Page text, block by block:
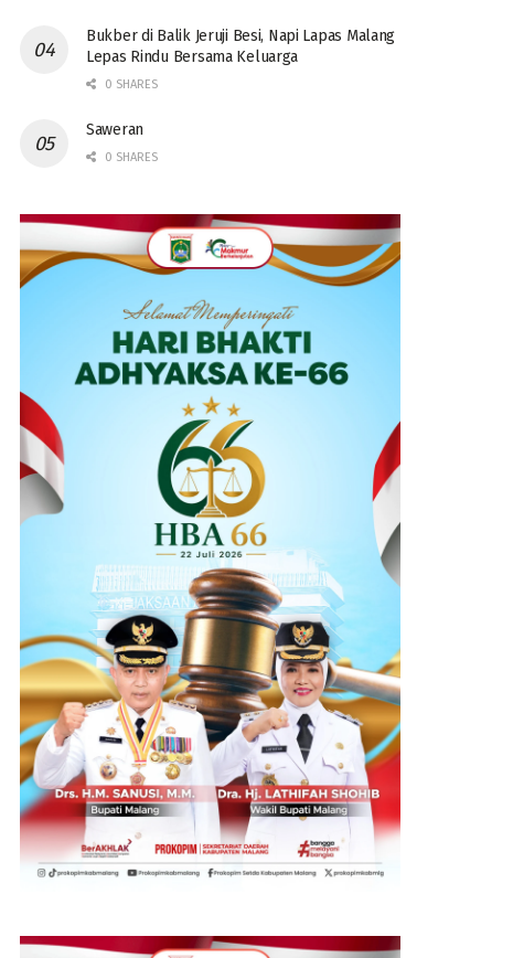
Bukber di Balik Jeruji Besi, Napi Lapas Malang
Lepas Rindu Bersama Keluarga
0 SHARES
Saweran
0 SHARES